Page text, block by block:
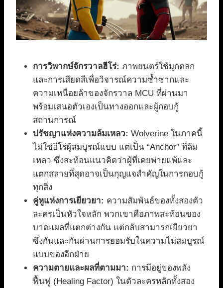
การวิพากษ์จักรวาลฮีโร่: ภาพยนตร์ใช้มุกตลก
และการเสียดสีเพื่อวิจารณ์ความซ้ำซากและ
ความเหนื่อยล้าของจักรวาล MCU ที่ผ่านมา
พร้อมเสนอตัวเองเป็นทางออกและผู้กอบกู้
สถานการณ์
ปรัชญาแห่งความล้มเหลว: Wolverine ในภาคนี้
ไม่ใช่ฮีโร่ผู้สมบูรณ์แบบ แต่เป็น “Anchor” ที่ล้ม
เหลว ซึ่งสะท้อนแนวคิดว่าผู้ที่เคยพ่ายแพ้และ
แตกสลายที่สุดอาจเป็นกุญแจสำคัญในการกอบกู้
ทุกสิ่ง
คู่หูแห่งการเยียวยา: ความสัมพันธ์ของทั้งสองตัว
ละครเป็นหัวใจหลัก พวกเขาคือภาพสะท้อนของ
บาดแผลที่แตกต่างกัน แต่กลับสามารถเยียวยา
ซึ่งกันและกันผ่านการยอมรับในความไม่สมบูรณ์
แบบของอีกฝ่าย
ความตายและผลที่ตามมา: การมีอยู่ของพลัง
ฟื้นฟู (Healing Factor) ในตัวละครหลักทั้งสอง